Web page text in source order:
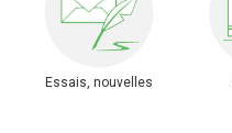
Essais, nouvelles